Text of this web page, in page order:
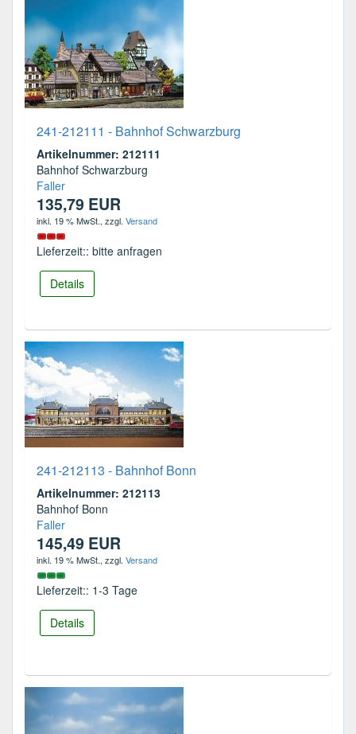
241-212111 - Bahnhof Schwarzburg
Artikelnummer: 212111
Bahnhof Schwarzburg
Faller
135,79 EUR
inkl. 19 % MwSt., zzgl. Versand
Lieferzeit:: bitte anfragen
Details
241-212113 - Bahnhof Bonn
Artikelnummer: 212113
Bahnhof Bonn
Faller
145,49 EUR
inkl. 19 % MwSt., zzgl. Versand
Lieferzeit:: 1-3 Tage
Details